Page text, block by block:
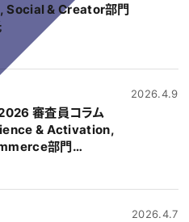
& Creator部門
2026.4.9
審査員コラム
& Activation,
部門
2026.4.7